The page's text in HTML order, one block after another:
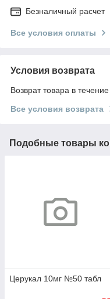
Безналичный расчет
Все условия оплаты
Условия возврата
Возврат товара в
Все условия возврата
Подобные товары
Церукал 10мг №50 табл